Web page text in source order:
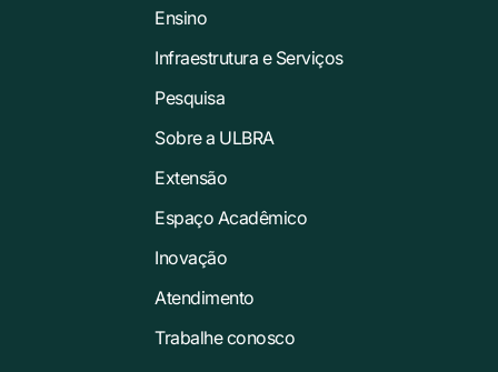
Ensino
Infraestrutura e Serviços
Pesquisa
Sobre a ULBRA
Extensão
Espaço Acadêmico
Inovação
Atendimento
Trabalhe conosco